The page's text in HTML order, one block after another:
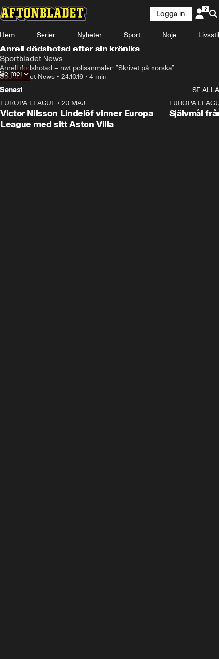
Logga in
Hem Serier Nyheter Sport Nöje Livsstil
Anrell dödshotad efter sin krönika
Sportbladet News
Anrell dödshotad – nwt polisanmäler: ”Skrivet på norska”
Sportbladet News • 24.10.16 • 4 min
Se mer
Senast
SE ALLA
EUROPA LEAGUE • 20 MAJ
Victor Nilsson Lindelöf vinner Europa
League med sitt Aston Villa
EUROPA
Självmål